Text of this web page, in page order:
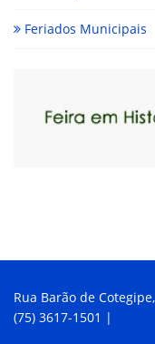
Feriados Municipais
Rua Barão de
(75) 3617-1501 |